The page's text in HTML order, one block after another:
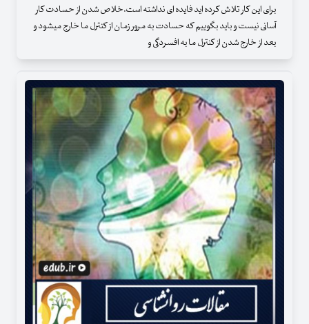
برای این کار تلاش کرده اید فایده ای نداشته است.خلاص شدن از حسادت کار
آسانی نیست و باید بگوییم که حسادت به مرور زمان از کنترل ما خارج میشود و
بعد از خارج شدن از کنترل ما به افسردگی و